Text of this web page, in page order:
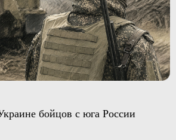
бойцов с юга России